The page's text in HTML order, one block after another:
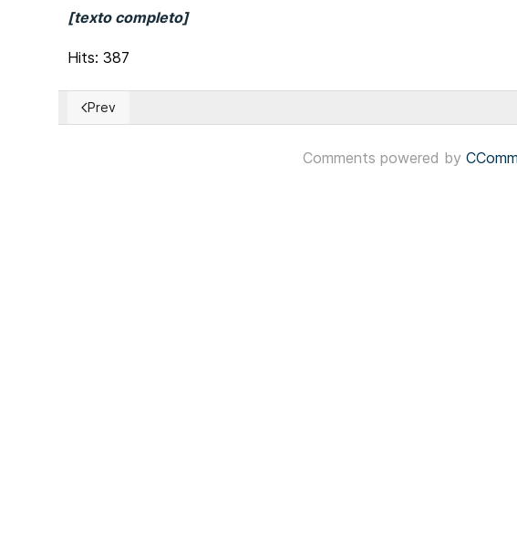
[texto completo]
Hits: 387
Previous article: Seychelles: Celebrarán segunda vuelta en elecciones
Prev
Comments powered by